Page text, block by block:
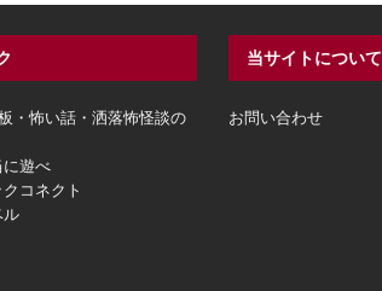
・怖い話・洒落怖怪談の
に遊べ
コネクト
ル
当サイトについて
お問い合わせ